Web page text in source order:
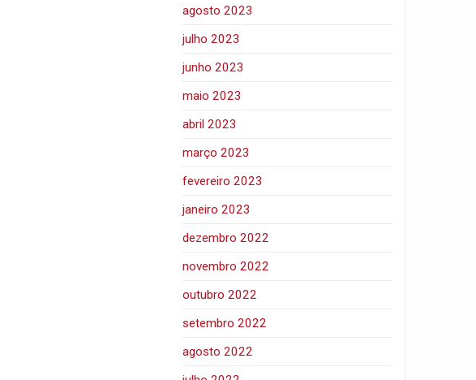
agosto 2023
julho 2023
junho 2023
maio 2023
abril 2023
março 2023
fevereiro 2023
janeiro 2023
dezembro 2022
novembro 2022
outubro 2022
setembro 2022
agosto 2022